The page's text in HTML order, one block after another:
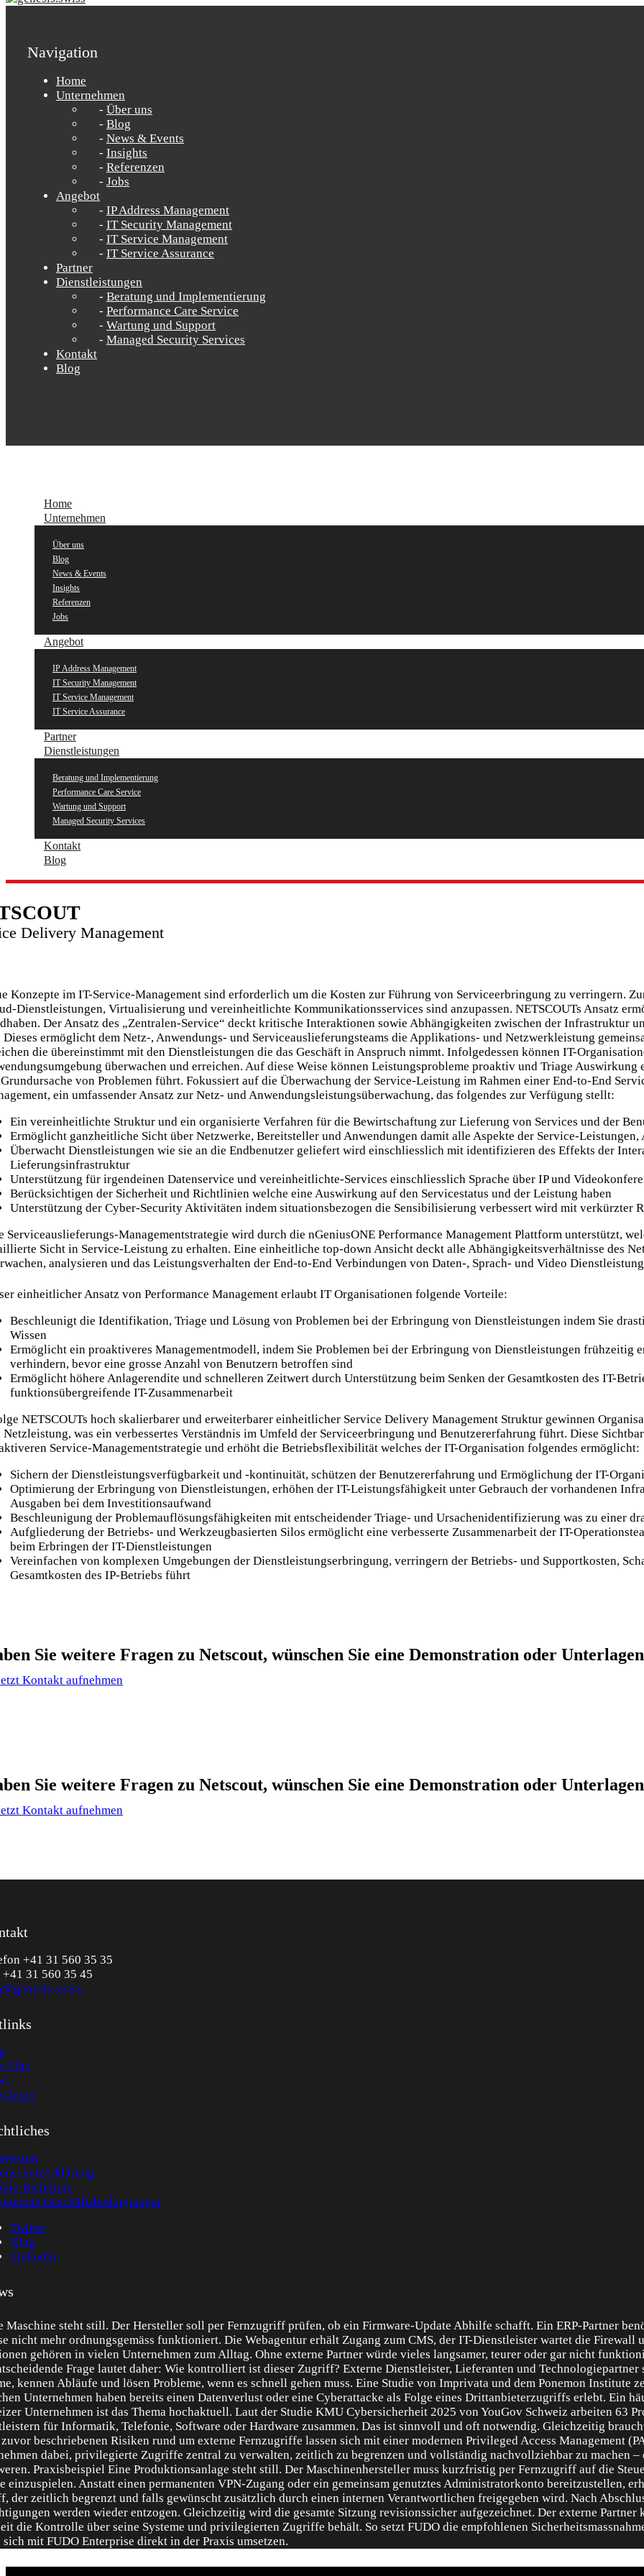
Navigation
Home
Unternehmen
Über uns
Blog
News & Events
Insights
Referenzen
Jobs
Angebot
IP Address Management
IT Security Management
IT Service Management
IT Service Assurance
Partner
Dienstleistungen
Beratung und Implementierung
Performance Care Service
Wartung und Support
Managed Security Services
Kontakt
Blog
Home
Unternehmen
Über uns
Blog
News & Events
Insights
Referenzen
Jobs
Angebot
IP Address Management
IT Security Management
IT Service Management
IT Service Assurance
Partner
Dienstleistungen
Beratung und Implementierung
Performance Care Service
Wartung und Support
Managed Security Services
Kontakt
Blog
Delivery Management
Konzepte im IT-Service-Management sind erforderlich um die Kosten zur Führung von Serviceerbringung zu verringern.
Dienstleistungen, Virtualisierung und vereinheitlichte Kommunikationsservices sind anzupassen. NETSCOUTs Ansatz
Der Ansatz des „Zentralen-Service“ deckt kritische Interaktionen sowie Abhängigkeiten zwischen der Infrastruktur
Dieses ermöglicht dem Netz-, Anwendungs- und Serviceauslieferungsteams die Applikations- und Netzwerkleistung
die übereinstimmt mit den Dienstleistungen die das Geschäft in Anspruch nimmt. Infolgedessen können IT-
überwachen und erreichen. Auf diese Weise können Leistungsprobleme proaktiv und Triage
von Problemen führt. Fokussiert auf die Überwachung der Service-Leistung im Rahmen einer End-to-End
ein umfassender Ansatz zur Netz- und Anwendungsleistungsüberwachung, das folgendes zur Verfügung stellt:
Ein vereinheitlichte Struktur und ein organisierte Verfahren für die Bewirtschaftung zur Lieferung von Services und der
Ermöglicht ganzheitliche Sicht über Netzwerke, Bereitsteller und Anwendungen damit alle Aspekte der Service-
Überwacht Dienstleistungen wie sie an die Endbenutzer geliefert wird einschliesslich mit identifizieren des Effekts der
Lieferungsinfrastruktur
Unterstützung für irgendeinen Datenservice und vereinheitlichte-Services einschliesslich Sprache über IP und
Berücksichtigen der Sicherheit und Richtlinien welche eine Auswirkung auf den Servicestatus und der Leistung haben
Unterstützung der Cyber-Security Aktivitäten indem situationsbezogen die Sensibilisierung verbessert wird mit verkürzter
Serviceauslieferungs-Managementstrategie wird durch die nGeniusONE Performance Management Plattform unterstützt,
Sicht in Service-Leistung zu erhalten. Eine einheitliche top-down Ansicht deckt alle Abhängigkeitsverhältnisse des
analysieren und das Leistungsverhalten der End-to-End Verbindungen von Daten-, Sprach- und Video
einheitlicher Ansatz von Performance Management erlaubt IT Organisationen folgende Vorteile:
Beschleunigt die Identifikation, Triage und Lösung von Problemen bei der Erbringung von Dienstleistungen indem Sie
Wissen
Ermöglicht ein proaktiveres Managementmodell, indem Sie Problemen bei der Erbringung von Dienstleistungen frühzeitig
verhindern, bevor eine grosse Anzahl von Benutzern betroffen sind
Ermöglicht höhere Anlagerendite und schnelleren Zeitwert durch Unterstützung beim Senken der Gesamtkosten des IT-
funktionsübergreifende IT-Zusammenarbeit
NETSCOUTs hoch skalierbarer und erweiterbarer einheitlicher Service Delivery Management Struktur gewinnen
Netzleistung, was ein verbessertes Verständnis im Umfeld der Serviceerbringung und Benutzererfahrung führt. Diese
Service-Managementstrategie und erhöht die Betriebsflexibilität welches der IT-Organisation folgendes ermöglicht:
Sichern der Dienstleistungsverfügbarkeit und -kontinuität, schützen der Benutzererfahrung und Ermöglichung der IT-
Optimierung der Erbringung von Dienstleistungen, erhöhen der IT-Leistungsfähigkeit unter Gebrauch der vorhandenen
Ausgaben bei dem Investitionsaufwand
Beschleunigung der Problemauflösungsfähigkeiten mit entscheidender Triage- und Ursachenidentifizierung was zu einer
Aufgliederung der Betriebs- und Werkzeugbasierten Silos ermöglicht eine verbesserte Zusammenarbeit der IT-
beim Erbringen der IT-Dienstleistungen
Vereinfachen von komplexen Umgebungen der Dienstleistungserbringung, verringern der Betriebs- und Supportkosten,
Gesamtkosten des IP-Betriebs führt
Sie weitere Fragen zu Netscout, wünschen Sie eine Demonstration oder
Kontakt aufnehmen
Sie weitere Fragen zu Netscout, wünschen Sie eine Demonstration oder
Kontakt aufnehmen
+41 31 560 35 35
+41 31 560 35 45
Uns
Richtlinie
Geschäftsbedingungen
Twitter
Xing
Linkedin